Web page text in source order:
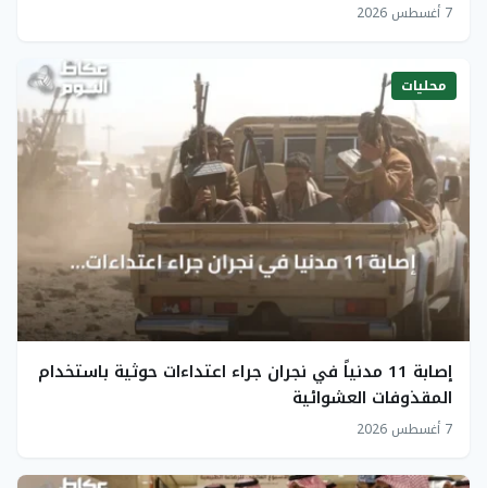
7 أغسطس 2026
محليات
إصابة 11 مدنياً في نجران جراء اعتداءات حوثية باستخدام
المقذوفات العشوائية
7 أغسطس 2026